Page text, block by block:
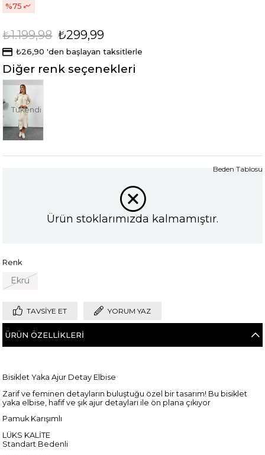
75
₺1.199,98 ₺299,99
₺26,90 'den başlayan taksitlerle
Diğer renk seçenekleri
Tükendi
Ürün stoklarımızda kalmamıştır.
Renk
Ekru
Beden Tablosu
TAVSIYE ET YORUM YAZ
ÜRÜN ÖZELLIKLERI
Bisiklet Yaka Ajur Detay Elbise
Zarif ve feminen detayların buluştuğu özel bir tasarım! Bu bisiklet
yaka elbise, hafif ve şık ajur detayları ile ön plana çıkıyor
Pamuk Karışımlı
LÜKS KALİTE
Standart Bedenli